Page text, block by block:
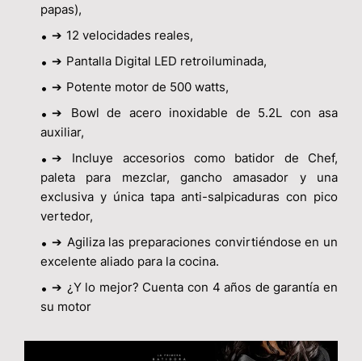
papas),
➔ 12 velocidades reales,
➔ Pantalla Digital LED retroiluminada,
➔ Potente motor de 500 watts,
➔
Bowl de acero inoxidable de 5.2L con asa
auxiliar,
➔
Incluye accesorios como batidor de Chef,
paleta para mezclar, gancho amasador y una
exclusiva y única tapa anti-salpicaduras con pico
vertedor,
➔ Agiliza las preparaciones convirtiéndose en un
excelente aliado para la cocina.
➔ ¿Y lo mejor? Cuenta con 4 años de garantía en
su motor